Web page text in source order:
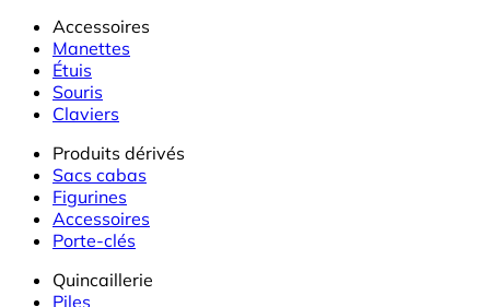
Accessoires
Manettes
Étuis
Souris
Claviers
Produits dérivés
Sacs cabas
Figurines
Accessoires
Porte-clés
Quincaillerie
Piles